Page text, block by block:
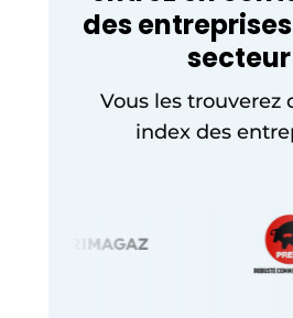
des
Vous les trouverez
index des